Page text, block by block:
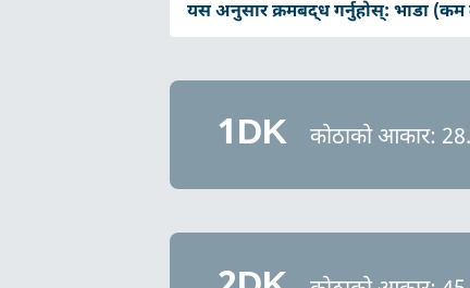
यस अनुसार क्रमबद्ध गर्नुहोस्: भाडा (कम
1DK कोठाको आकार: